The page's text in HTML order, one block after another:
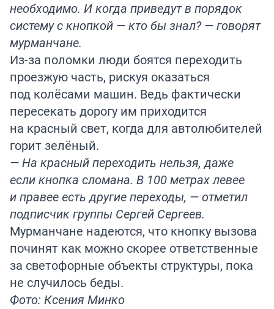
необходимо. И когда приведут в порядок
систему с кнопкой — кто бы знал? — говорят
мурманчане.
Из-за поломки люди боятся переходить
проезжую часть, рискуя оказаться
под колёсами машин. Ведь фактически
пересекать дорогу им приходится
на красный свет, когда для автолюбителей
горит зелёный.
— На красный переходить нельзя, даже
если кнопка сломана. В 100 метрах левее
и правее есть другие переходы, — отметил
подписчик группы Сергей Сергеев.
Мурманчане надеются, что кнопку вызова
починят как можно скорее ответственные
за светофорные объекты структуры, пока
не случилось беды.
Фото: Ксения Минко